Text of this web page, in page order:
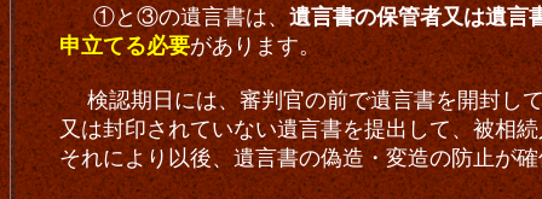
①と③の遺言書は、遺言書の保管者又は遺言
申立てる必要があります。
検認期日には、審判官の前で遺言書を開封して(
又は封印されていない遺言書を提出して、被相
それにより以後、遺言書の偽造・変造の防止が確